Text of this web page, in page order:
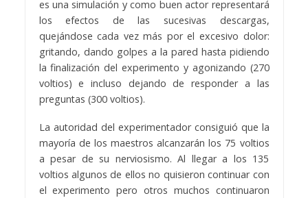
es una simulación y como buen actor representará
los efectos de las sucesivas descargas,
quejándose cada vez más por el excesivo dolor:
gritando, dando golpes a la pared hasta pidiendo
la finalización del experimento y agonizando (270
voltios) e incluso dejando de responder a las
preguntas (300 voltios).
La autoridad del experimentador consiguió que la
mayoría de los maestros alcanzarán los 75 voltios
a pesar de su nerviosismo. Al llegar a los 135
voltios algunos de ellos no quisieron continuar con
el experimento pero otros muchos continuaron